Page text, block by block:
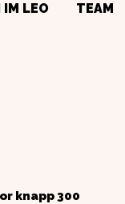
IM LEO TEAM
knapp 300